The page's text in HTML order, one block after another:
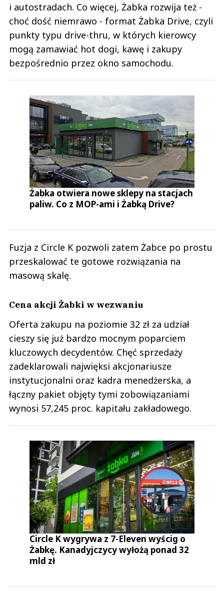
i autostradach. Co więcej, Żabka rozwija też -
choć dość niemrawo - format Żabka Drive, czyli
punkty typu drive-thru, w których kierowcy
mogą zamawiać hot dogi, kawę i zakupy
bezpośrednio przez okno samochodu.
Żabka otwiera nowe sklepy na stacjach
paliw. Co z MOP-ami i Żabką Drive?
Fuzja z Circle K pozwoli zatem Żabce po prostu
przeskalować te gotowe rozwiązania na
masową skalę.
Cena akcji Żabki w wezwaniu
Oferta zakupu na poziomie 32 zł za udział
cieszy się już bardzo mocnym poparciem
kluczowych decydentów. Chęć sprzedaży
zadeklarowali najwięksi akcjonariusze
instytucjonalni oraz kadra menedżerska, a
łączny pakiet objęty tymi zobowiązaniami
wynosi 57,245 proc. kapitału zakładowego.
Circle K wygrywa z 7-Eleven wyścig o
Żabkę. Kanadyjczycy wyłożą ponad 32
mld zł